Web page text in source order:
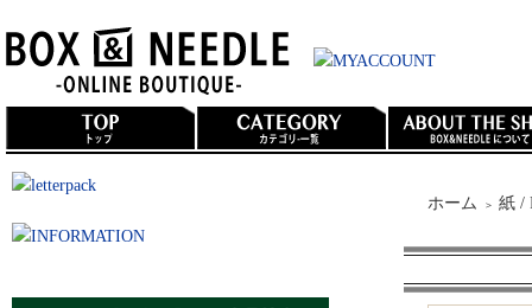
ホーム ＞ 紙 /